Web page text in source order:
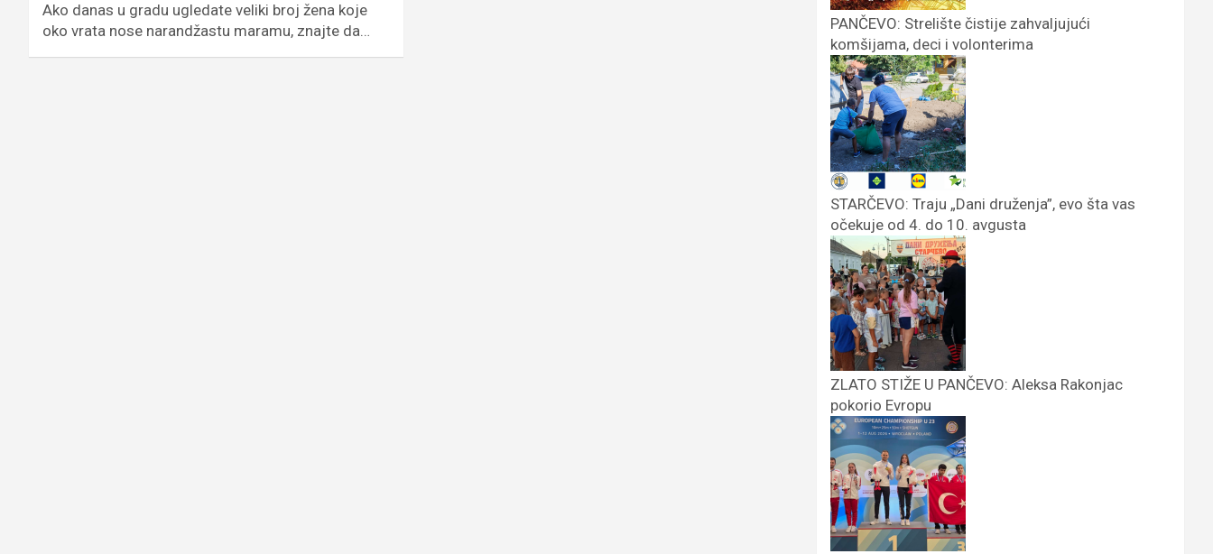
Ako danas u gradu ugledate veliki broj žena koje
oko vrata nose narandžastu maramu, znajte da…
PANČEVO: Strelište čistije zahvaljujući
komšijama, deci i volonterima
STARČEVO: Traju „Dani druženja”, evo šta vas
očekuje od 4. do 10. avgusta
ZLATO STIŽE U PANČEVO: Aleksa Rakonjac
pokorio Evropu